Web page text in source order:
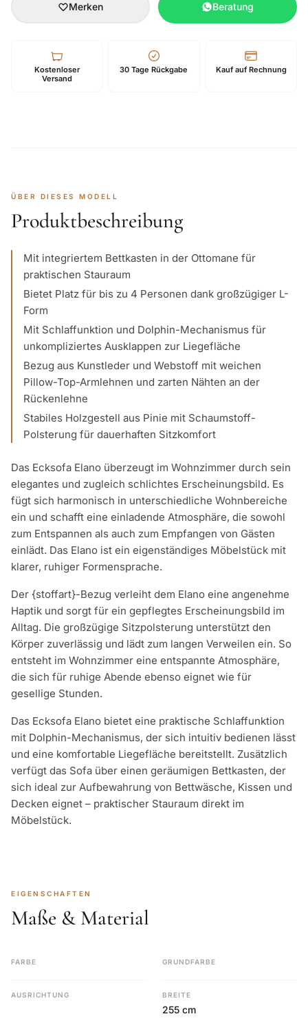
Merken Beratung
Kostenloser
Versand
30 Tage Rückgabe Kauf auf Rechnung
ÜBER DIESES MODELL
Produktbeschreibung
Mit integriertem Bettkasten in der Ottomane für
praktischen Stauraum
Bietet Platz für bis zu 4 Personen dank großzügiger L-
Form
Mit Schlaffunktion und Dolphin-Mechanismus für
unkompliziertes Ausklappen zur Liegefläche
Bezug aus Kunstleder und Webstoff mit weichen
Pillow-Top-Armlehnen und zarten Nähten an der
Rückenlehne
Stabiles Holzgestell aus Pinie mit Schaumstoff-
Polsterung für dauerhaften Sitzkomfort
Das Ecksofa Elano überzeugt im Wohnzimmer durch sein
elegantes und zugleich schlichtes Erscheinungsbild. Es
fügt sich harmonisch in unterschiedliche Wohnbereiche
ein und schafft eine einladende Atmosphäre, die sowohl
zum Entspannen als auch zum Empfangen von Gästen
einlädt. Das Elano ist ein eigenständiges Möbelstück mit
klarer, ruhiger Formensprache.
Der {stoffart}-Bezug verleiht dem Elano eine angenehme
Haptik und sorgt für ein gepflegtes Erscheinungsbild im
Alltag. Die großzügige Sitzpolsterung unterstützt den
Körper zuverlässig und lädt zum langen Verweilen ein. So
entsteht im Wohnzimmer eine entspannte Atmosphäre,
die sich für ruhige Abende ebenso eignet wie für
gesellige Stunden.
Das Ecksofa Elano bietet eine praktische Schlaffunktion
mit Dolphin-Mechanismus, der sich intuitiv bedienen lässt
und eine komfortable Liegefläche bereitstellt. Zusätzlich
verfügt das Sofa über einen geräumigen Bettkasten, der
sich ideal zur Aufbewahrung von Bettwäsche, Kissen und
Decken eignet – praktischer Stauraum direkt im
Möbelstück.
EIGENSCHAFTEN
Maße & Material
FARBE GRUNDFARBE
AUSRICHTUNG BREITE
255 cm